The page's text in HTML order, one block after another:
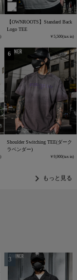
【OWNROOTS】Standard Back
Logo TEE
5,500
Shoulder Switching TEE(ダーク
ラベンダー)
9,900
chevron_right もっと見る